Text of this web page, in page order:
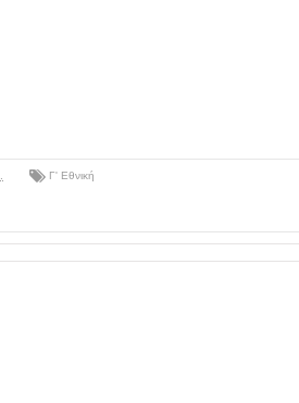
Γ' Εθνική